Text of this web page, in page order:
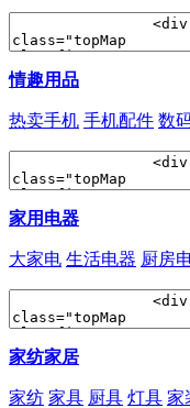
情趣用品
热卖手机 手机配件 数
家用电器
大家电 生活电器 厨房
家纺家居
家纺 家具 厨具 灯具 家